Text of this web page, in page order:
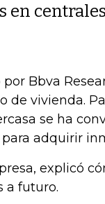
Bbva
de vivienda.
se ha
adquirir
explicó
a futuro.